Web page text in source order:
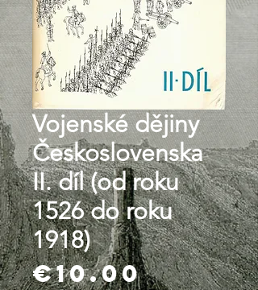
Vojenské dějiny
Československa
II. díl (od roku
1526 do roku
1918)
€10.00Price